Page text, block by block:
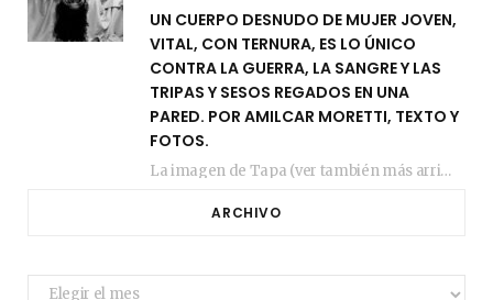
UN CUERPO DESNUDO DE MUJER JOVEN,
VITAL, CON TERNURA, ES LO ÚNICO
CONTRA LA GUERRA, LA SANGRE Y LAS
TRIPAS Y SESOS REGADOS EN UNA
PARED. POR AMILCAR MORETTI, TEXTO Y
FOTOS.
La imagen de Tapa (ver también más arriba) fue compuesta en estos días de febrero…
ARCHIVO
Archivo